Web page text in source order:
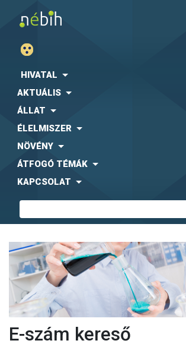
HIVATAL
AKTUÁLIS
ÁLLAT
ÉLELMISZER
NÖVÉNY
ÁTFOGÓ TÉMÁK
KAPCSOLAT
E-szám kereső